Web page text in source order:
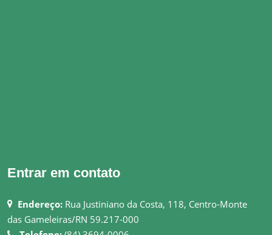
Entrar em contato
Endereço: Rua Justiniano da Costa, 118, Centro-Monte
das Gameleiras/RN 59.217-000